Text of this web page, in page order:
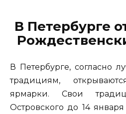
В Петербурге
В Петербурге, согласно
традициям,
ярмарки. Свои
Островского до 14